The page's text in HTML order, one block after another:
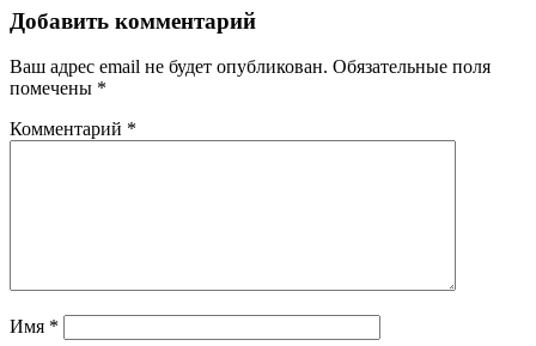
Добавить комментарий
Ваш адрес email не будет опубликован. Обязательные поля
помечены *
Комментарий *
Имя *